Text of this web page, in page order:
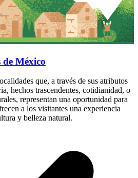
de México
que, a través de sus atributos
hechos trascendentes, cotidianidad, o
representan una oportunidad para
a los visitantes una experiencia
y belleza natural.